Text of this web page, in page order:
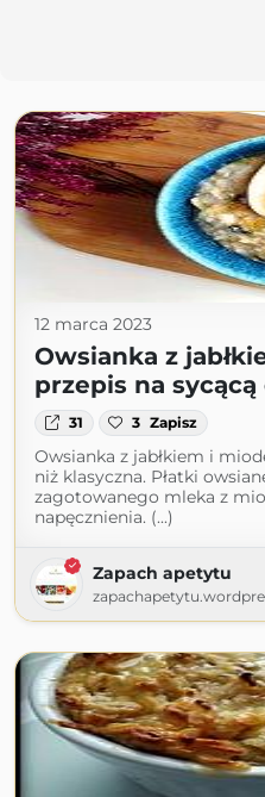
12 marca 2023
Owsianka z
przepis na
31 3 Zapisz
Owsianka z jabłkiem i
niż klasyczna. Płatki
zagotowanego mleka z
napęcznienia. (...)
Zapach apetytu